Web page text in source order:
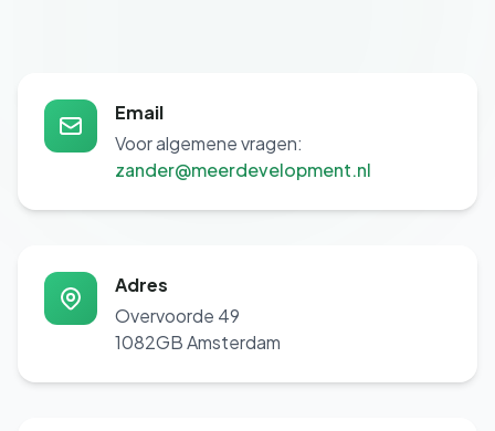
Email
Voor algemene vragen:
zander@meerdevelopment.nl
Adres
Overvoorde 49
1082GB Amsterdam